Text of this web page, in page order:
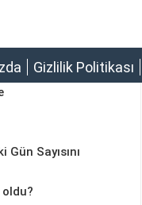
Gizlilik Politikası
Sayısını
oldu?